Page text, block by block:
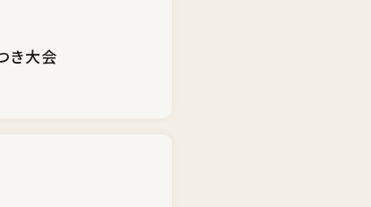
き大会